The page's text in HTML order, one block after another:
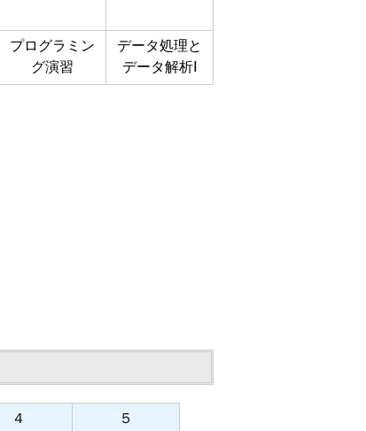
プログラミン
グ演習
データ処理と
データ解析Ⅰ
４
５